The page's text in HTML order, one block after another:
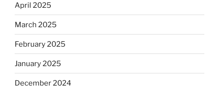
April 2025
March 2025
February 2025
January 2025
December 2024